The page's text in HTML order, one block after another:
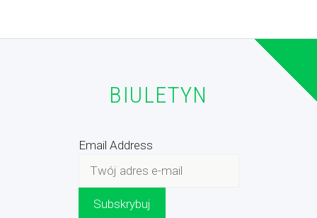
BIULETYN
Email Address